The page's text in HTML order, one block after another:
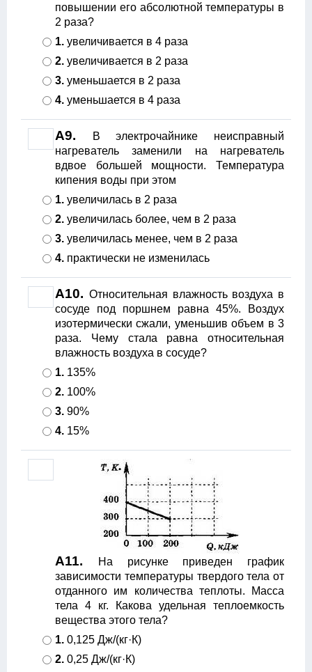
повышении его абсолютной температуры в
2 раза?
1. увеличивается в 4 раза
2. увеличивается в 2 раза
3. уменьшается в 2 раза
4. уменьшается в 4 раза
А9.
В электрочайнике неисправный
нагреватель заменили на нагреватель
вдвое большей мощности. Температура
кипения воды при этом
1. увеличилась в 2 раза
2. увеличилась более, чем в 2 раза
3. увеличилась менее, чем в 2 раза
4. практически не изменилась
А10. Относительная влажность воздуха в
сосуде под поршнем равна 45%. Воздух
изотермически сжали, уменьшив объем в 3
раза. Чему стала равна относительная
влажность воздуха в сосуде?
1. 135%
2. 100%
3. 90%
4. 15%
А11.
На рисунке приведен график
зависимости температуры твердого тела от
отданного им количества теплоты. Масса
тела 4 кг. Какова удельная теплоемкость
вещества этого тела?
1. 0,125 Дж/(кг·К)
2. 0,25 Дж/(кг·К)